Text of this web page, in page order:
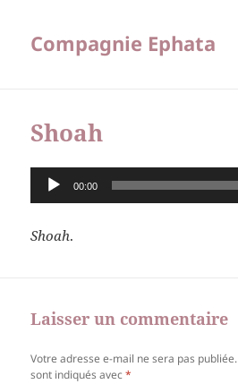
Compagnie Ephata
Shoah
Lecteur
audio
00:00
Shoah.
Laisser un commentaire
Votre adresse e-mail ne sera pas publiée.
sont indiqués avec*